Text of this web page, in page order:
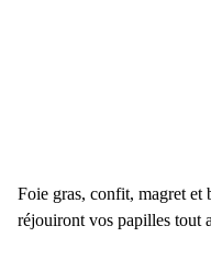
Foie gras, confit, magret et
réjouiront vos papilles tout